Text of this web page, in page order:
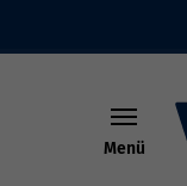
Menü